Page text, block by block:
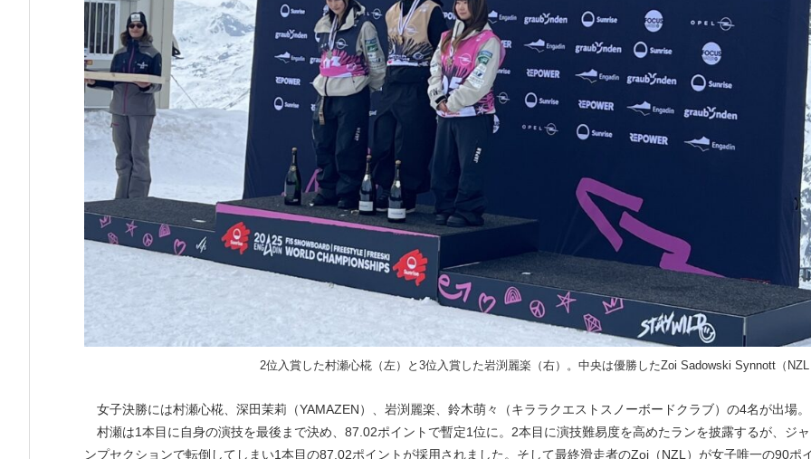
2位入賞した村瀬心椛（左）と3位入賞した岩渕麗楽（右）。中央は優勝したZoi Sadowski Synnott（
女子決勝には村瀬心椛、深田茉莉（YAMAZEN）、岩渕麗楽、鈴木萌々（キララクエストスノーボードクラブ）の4名が出場。
村瀬は1本目に自身の演技を最後まで決め、87.02ポイントで暫定1位に。2本目に演技難易度を高めたランを披露するが、ジャ
ンプセクションで転倒してしまい1本目の87.02ポイントが採用されました。そして最終滑走者のZoi（NZL）が女子唯一の90ポ